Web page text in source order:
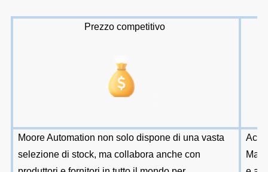
Prezzo competitivo
Moore Automation non solo dispone di una vasta
selezione di stock, ma collabora anche con